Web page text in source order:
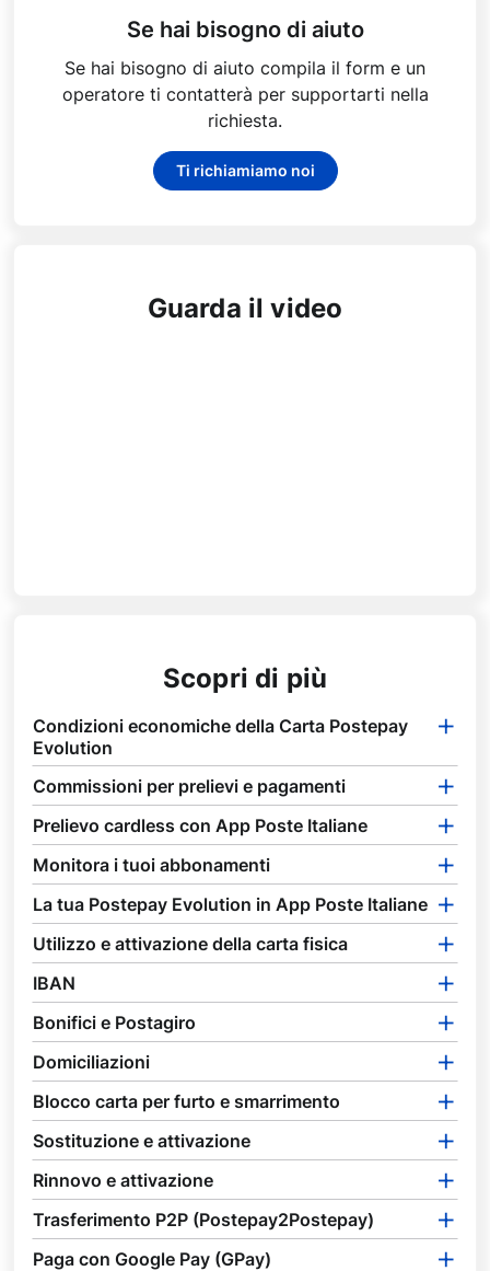
Se hai bisogno di aiuto
Se hai bisogno di aiuto compila il form e un
operatore ti contatterà per supportarti nella
richiesta.
Ti richiamiamo noi
Guarda il video
Scopri di più
Condizioni economiche della Carta Postepay
Evolution
Commissioni per prelievi e pagamenti
Prelievo cardless con App Poste Italiane
Monitora i tuoi abbonamenti
La tua Postepay Evolution in App Poste Italiane
Utilizzo e attivazione della carta fisica
IBAN
Bonifici e Postagiro
Domiciliazioni
Blocco carta per furto e smarrimento
Sostituzione e attivazione
Rinnovo e attivazione
Trasferimento P2P (Postepay2Postepay)
Paga con Google Pay (GPay)